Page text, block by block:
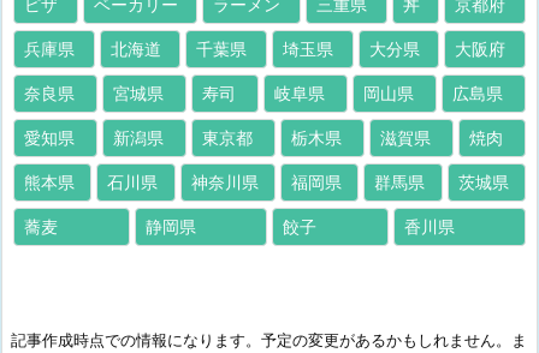
ピザ ベーカリー ラーメン 三重県 丼 京都府
兵庫県 北海道 千葉県 埼玉県 大分県 大阪府
奈良県 宮城県 寿司 岐阜県 岡山県 広島県
愛知県 新潟県 東京都 栃木県 滋賀県 焼肉
熊本県 石川県 神奈川県 福岡県 群馬県 茨城県
蕎麦 静岡県 餃子 香川県
記事作成時点での情報になります。予定の変更があるかもしれません。ま